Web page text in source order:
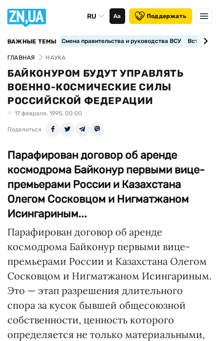
RU Аа Поддержать
ВАЖНЫЕ ТЕМЫ Смена правительства и руководства ВСУ
ГЛАВНАЯ НАУКА
БАЙКОНУРОМ БУДУТ УПРАВЛЯТЬ
ВОЕННО-КОСМИЧЕСКИЕ СИЛЫ
РОССИЙСКОЙ ФЕДЕРАЦИИ
17 февраля, 1995, 00:00
Поделиться
Парафирован договор об аренде
космодрома Байконур первыми вице-
премьерами России и Казахстана
Олегом Сосковцом и Нигматжаном
Исингариным...
Парафирован договор об аренде
космодрома Байконур первыми вице-
премьерами России и Казахстана Олегом
Сосковцом и Нигматжаном Исингариным.
Это — этап разрешения длительного
спора за кусок бывшей общесоюзной
собственности, ценность которого
определяется не только материальными,